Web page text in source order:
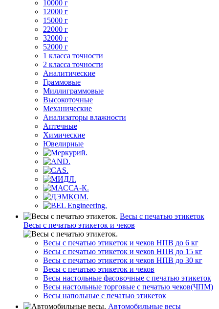
10000 г
12000 г
15000 г
22000 г
32000 г
52000 г
1 класса точности
2 класса точности
Аналитические
Граммовые
Миллиграммовые
Высокоточные
Механические
Анализаторы влажности
Аптечные
Химические
Ювелирные
Весы с печатью этикеток
Весы с печатью этикеток и чеков
Весы с печатью этикеток и чеков НПВ до 6 кг
Весы с печатью этикеток и чеков НПВ до 15 кг
Весы с печатью этикеток и чеков НПВ до 30 кг
Весы с печатью этикеток и чеков
Весы настольные фасовочные с печатью этикеток
Весы настольные торговые с печатью чеков(ЧПМ)
Весы напольные с печатью этикеток
Автомобильные весы